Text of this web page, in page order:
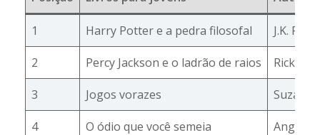
1 Harry Potter e a pedra filosofal J.K.
2 Percy Jackson e o ladrão de raios Rick
3 Jogos vorazes
4 O ódio que você semeia Angie